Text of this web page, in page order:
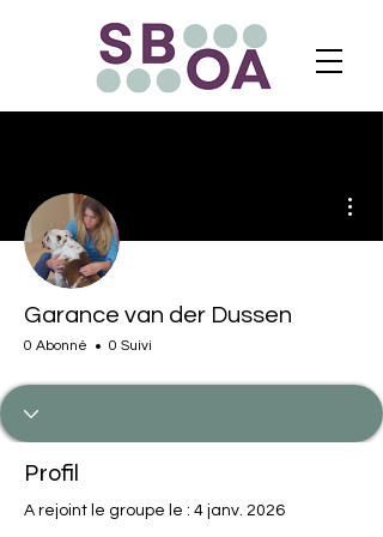
Garance van der Dussen
0 Abonné 0 Suivi
Profil
A rejoint le groupe le : 4 janv. 2026